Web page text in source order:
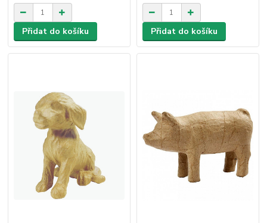
Přidat do košíku Přidat do košíku